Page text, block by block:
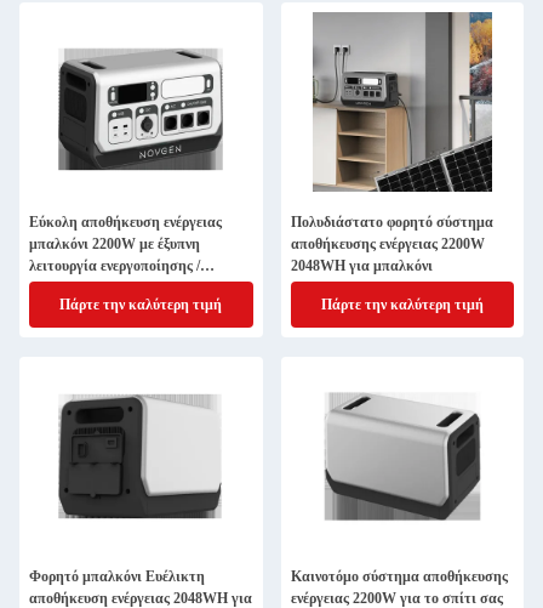
Εύκολη αποθήκευση ενέργειας
μπαλκόνι 2200W με έξυπνη
λειτουργία ενεργοποίησης /
απενεργοποίησης δικτύου
Πάρτε την καλύτερη τιμή
Πολυδιάστατο φορητό σύστημα
αποθήκευσης ενέργειας 2200W
2048WH για μπαλκόνι
Πάρτε την καλύτερη τιμή
Φορητό μπαλκόνι Ευέλικτη
αποθήκευση ενέργειας 2048WH για
Καινοτόμο σύστημα αποθήκευσης
ενέργειας 2200W για το σπίτι σας